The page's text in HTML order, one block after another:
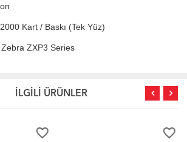
Kart / Baskı (Tek Yüz)
Zebra ZXP3 Series
İLGİLİ ÜRÜNLER
favorite_border favorite_border